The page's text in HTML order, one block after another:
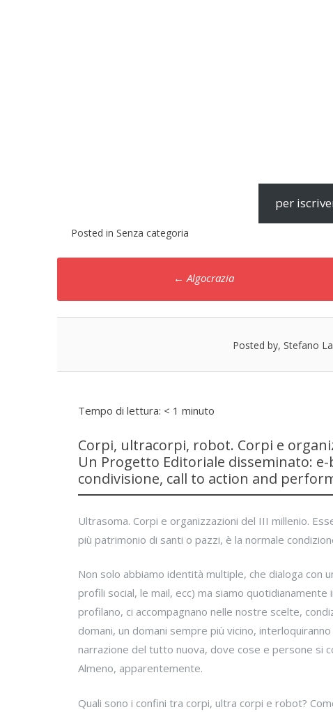
per
Posted in Senza categoria
Post
navigation
← Algocrazia
Posted by, Stefano
Tempo di lettura: < 1 minuto
Corpi, ultracorpi, robot. Corpi e
Un Progetto Editoriale disseminato:
condivisione, call to action and
Ultrasoma. Corpi e organizzazioni del III millenio.
più patrimonio di santi o pazzi, è la normale
Non solo abbiamo identità multiple, che dialoga con
profili social, le mail, ecc) ma siamo quotidianamente
profilano, ci accompagnano nelle nostre scelte,
domani, un domani sempre più vicino,
narrazione del tutto nuova, dove cose e persone si
Almeno, apparentemente.
Quali sono i confini tra corpi, ultra corpi e robot?